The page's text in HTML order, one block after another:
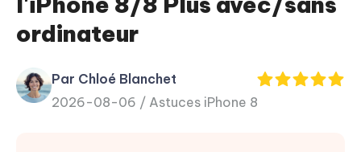
ReiBoot
for iOS
PDNob
PDF
New
ordinateur
Par Chloé Blanchet
2026-08-06 / Astuces iPhone 8